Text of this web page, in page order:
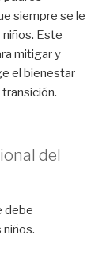
siempre se le
Este
mitigar y
el bienestar
del
debe